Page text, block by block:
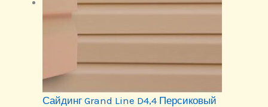
Сайдинг Grand Line D4,4 Персиковый